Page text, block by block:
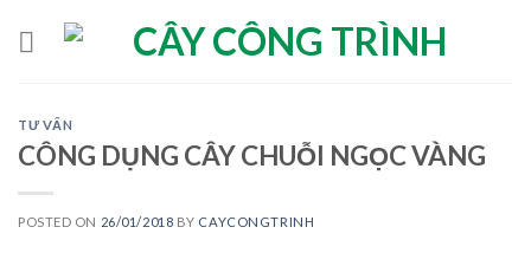
TƯ VẤN
CÔNG DỤNG CÂY CHUỖI NGỌC VÀNG
POSTED ON 26/01/2018 BY CAYCONGTRINH